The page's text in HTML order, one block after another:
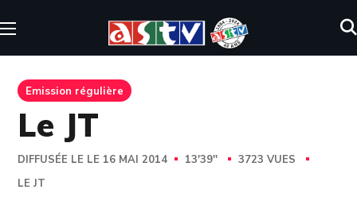
Emission régulière
Le JT
DIFFUSÉE LE LE 16 MAI 2014 13'39''
3723 VUES
LE JT